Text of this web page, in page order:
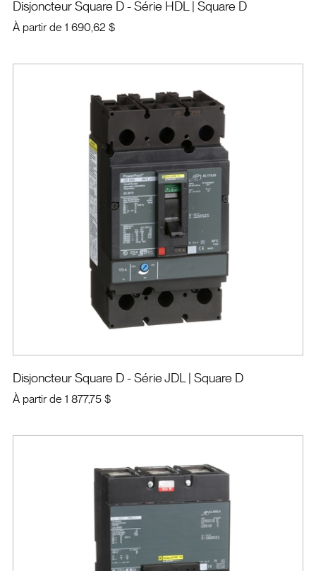
Disjoncteur Square D - Série HDL | Square D
À partir de 1 690,62 $
Disjoncteur Square D - Série JDL | Square D
À partir de 1 877,75 $